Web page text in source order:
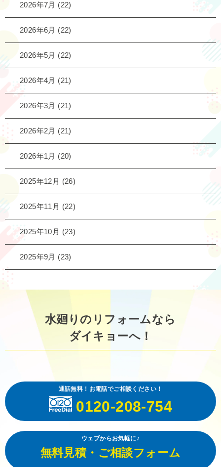
2026年7月 (22)
2026年6月 (22)
2026年5月 (22)
2026年4月 (21)
2026年3月 (21)
2026年2月 (21)
2026年1月 (20)
2025年12月 (26)
2025年11月 (22)
2025年10月 (23)
2025年9月 (23)
水廻りのリフォームなら
ダイキョーへ！
通話無料！お電話でご相談ください！
0120-208-754
ウェブからお気軽に♪
無料見積・ご相談フォーム